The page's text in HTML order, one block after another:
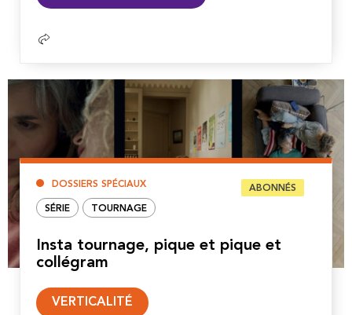
DOSSIERS SPÉCIAUX ABONNÉS
SÉRIE TOURNAGE
Insta tournage, pique et pique et
collégram
VERTICALITÉ